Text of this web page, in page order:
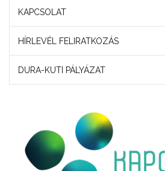
KAPCSOLAT
HÍRLEVÉL FELIRATKOZÁS
DURA-KUTI PÁLYÁZAT